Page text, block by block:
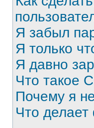
Я забыл
Я только
Я давно
Что такое
Почему я
Что